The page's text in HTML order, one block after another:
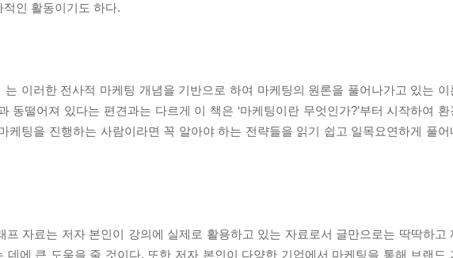
인 활동이기도 하다.
이러한 전사적 마케팅 개념을 기반으로 하여 마케팅의 원론을 풀어나가고 있는 이
동떨어져 있다는 편견과는 다르게 이 책은 ‘마케팅이란 무엇인가?’부터 시작하여 환
케팅을 진행하는 사람이라면 꼭 알아야 하는 전략들을 읽기 쉽고 일목요연하게 풀어
자료는 저자 본인이 강의에 실제로 활용하고 있는 자료로서 글만으로는 딱딱하고
에 큰 도움을 줄 것이다. 또한 저자 본인이 다양한 기업에서 마케팅을 통해 브랜드